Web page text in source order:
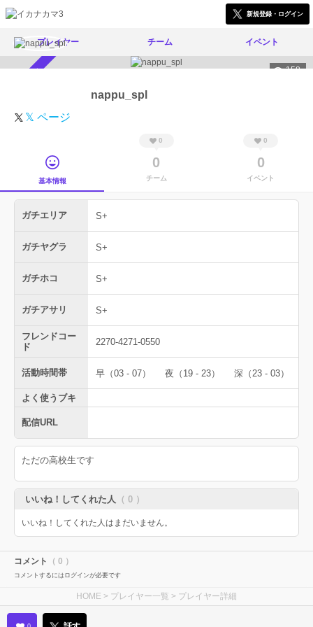
新規登録・ログイン
プレイヤー チーム イベント
158
nappu_spl
𝕏 ページ
基本情報
0
0
チーム
0
0
イベント
ガチエリア S+
ガチヤグラ S+
ガチホコ S+
ガチアサリ S+
フレンドコー
ド
2270-4271-0550
活動時間帯 早（03 - 07） 夜（19 - 23） 深（23 - 03）
よく使うブキ
配信URL
ただの高校生です
いいね！してくれた人 （ 0 ）
いいね！してくれた人はまだいません。
コメント （ 0 ）
コメントするにはログインが必要です
HOME > プレイヤー一覧 > プレイヤー詳細